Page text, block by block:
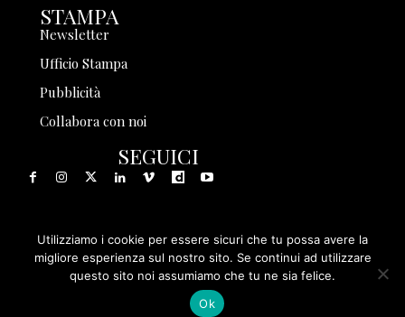
STAMPA
Newsletter
Ufficio Stampa
Pubblicità
Collabora con noi
SEGUICI
© 1999 - 2025 Storia in Rete Srl - Tutti i diritti riservati - P.
IVA 08570971005
Utilizziamo i cookie per essere sicuri che tu possa avere la
migliore esperienza sul nostro sito. Se continui ad utilizzare
questo sito noi assumiamo che tu ne sia felice.
Ok